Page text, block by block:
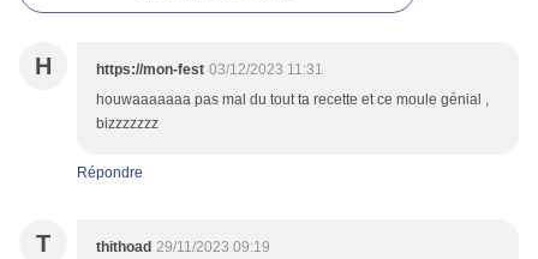
H https://mon-fest 03/12/2023 11:31
houwaaaaaaa pas mal du tout ta recette et ce moule génial ,
bizzzzzzz
Répondre
T thithoad 29/11/2023 09:19